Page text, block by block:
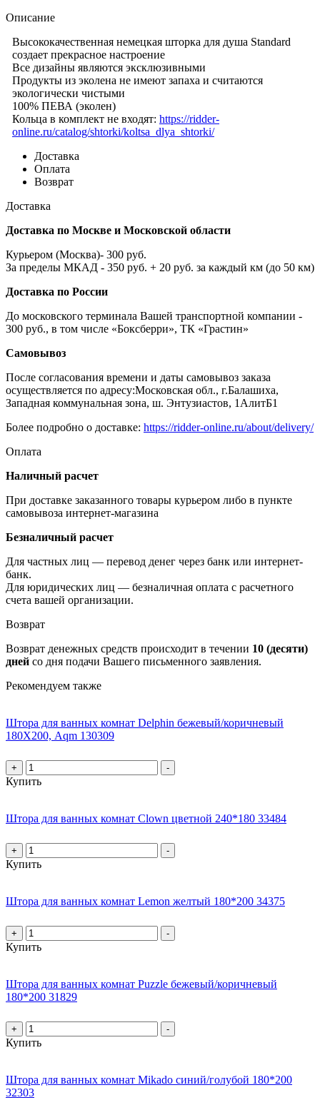
Описание
Высококачественная немецкая шторка для душа Standard
создает прекрасное настроение
Все дизайны являются эксклюзивными
Продукты из эколена не имеют запаха и считаются
экологически чистыми
100% ПЕВА (эколен)
Кольца в комплект не входят: https://ridder-
online.ru/catalog/shtorki/koltsa_dlya_shtorki/
Доставка
Оплата
Возврат
Доставка
Доставка по Москве и Московской области
Курьером (Москва)- 300 руб.
За пределы МКАД - 350 руб. + 20 руб. за каждый км (до 50 км)
Доставка по России
До московского терминала Вашей транспортной компании -
300 руб., в том числе «Боксберри», ТК «Грастин»
Самовывоз
После согласования времени и даты самовывоз заказа
осуществляется по адресу:Московская обл., г.Балашиха,
Западная коммунальная зона, ш. Энтузиастов, 1АлитБ1
Более подробно о доставке: https://ridder-online.ru/about/delivery/
Оплата
Наличный расчет
При доставке заказанного товары курьером либо в пункте
самовывоза интернет-магазина
Безналичный расчет
Для частных лиц — перевод денег через банк или интернет-
банк.
Для юридических лиц — безналичная оплата с расчетного
счета вашей организации.
Возврат
Возврат денежных средств происходит в течении 10 (десяти)
дней со дня подачи Вашего письменного заявления.
Рекомендуем также
Штора для ванных комнат Delphin бежевый/коричневый
180Х200, Aqm 130309
+ -
Купить
Штора для ванных комнат Clown цветной 240*180 33484
+ -
Купить
Штора для ванных комнат Lemon желтый 180*200 34375
+ -
Купить
Штора для ванных комнат Puzzle бежевый/коричневый
180*200 31829
+ -
Купить
Штора для ванных комнат Mikado синий/голубой 180*200
32303